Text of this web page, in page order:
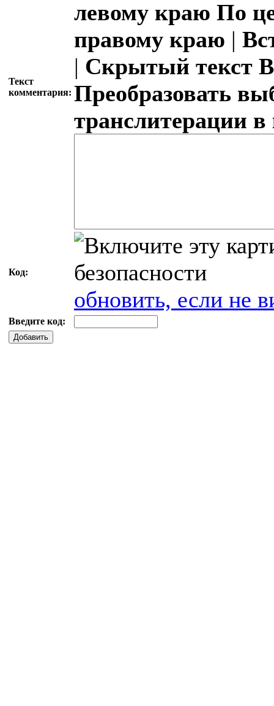
Текст
комментария:
левому краю По
правому краю |
| Скрытый текст
Преобразовать
транслитерации
Код:
обновить, если не
Введите код:
Добавить